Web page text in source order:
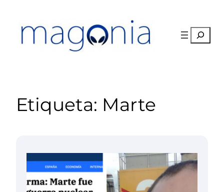
contenido
Buscar
Etiqueta: Marte